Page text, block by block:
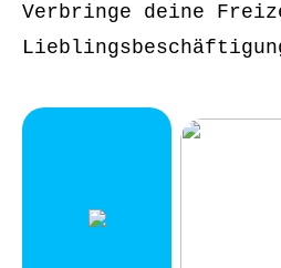
Verbringe deine